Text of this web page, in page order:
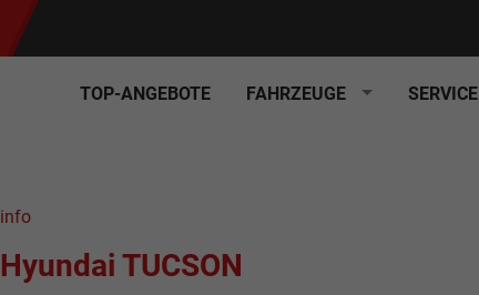
TOP-ANGEBOTE FAHRZEUGE SERVICE
info
Hyundai TUCSON